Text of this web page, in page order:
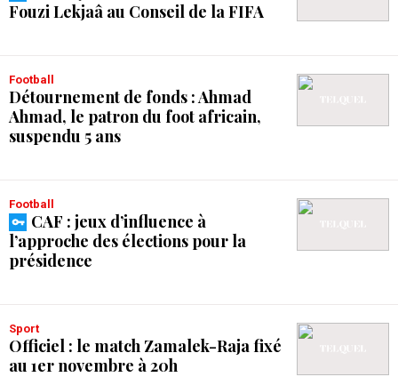
Fouzi Lekjaâ au Conseil de la FIFA
Football
Détournement de fonds : Ahmad
Ahmad, le patron du foot africain,
suspendu 5 ans
Football
CAF : jeux d’influence à
l’approche des élections pour la
présidence
Sport
Officiel : le match Zamalek-Raja fixé
au 1er novembre à 20h